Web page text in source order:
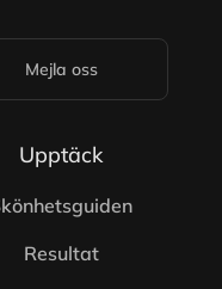
Mejla oss
Upptäck
Resultat